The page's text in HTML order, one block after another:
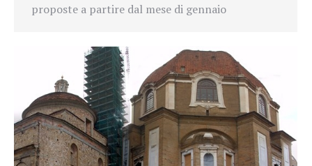
proposte a partire dal mese di gennaio